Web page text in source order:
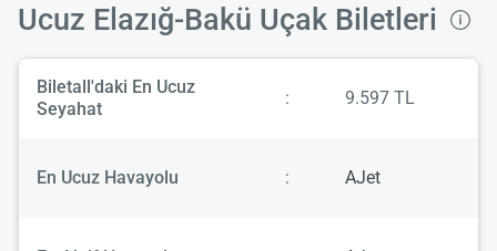
Ucuz Elazığ-Bakü Uçak Biletleri
Biletall'daki En Ucuz
Seyahat
: 9.597 TL
En Ucuz Havayolu : AJet